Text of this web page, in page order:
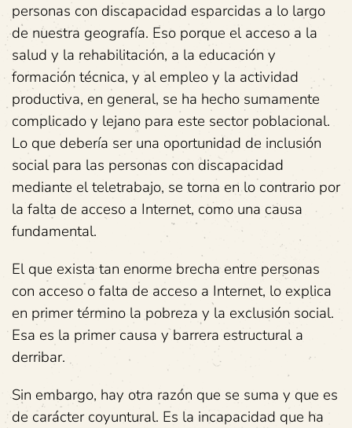
personas con discapacidad esparcidas a lo largo
de nuestra geografía. Eso porque el acceso a la
salud y la rehabilitación, a la educación y
formación técnica, y al empleo y la actividad
productiva, en general, se ha hecho sumamente
complicado y lejano para este sector poblacional.
Lo que debería ser una oportunidad de inclusión
social para las personas con discapacidad
mediante el teletrabajo, se torna en lo contrario por
la falta de acceso a Internet, como una causa
fundamental.
El que exista tan enorme brecha entre personas
con acceso o falta de acceso a Internet, lo explica
en primer término la pobreza y la exclusión social.
Esa es la primer causa y barrera estructural a
derribar.
Sin embargo, hay otra razón que se suma y que es
de carácter coyuntural. Es la incapacidad que ha